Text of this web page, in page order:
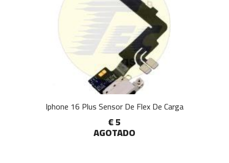
Iphone 16 Plus Sensor De Flex De Carga
€ 5
AGOTADO